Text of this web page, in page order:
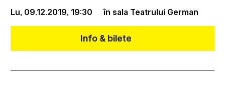
Lu, 09.12.2019, 19:30 în sala Teatrului German
Info & bilete